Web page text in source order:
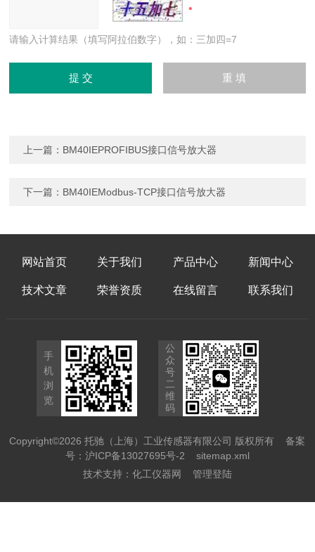
请输入计算结果（填写阿拉伯数字），如：三加四=7
上一篇： BM40IEPROFIBUS接口信号放大器
下一篇： BM40IEModbus-TCP接口信号放大器
网站首页 关于我们 产品中心 新闻中心
技术文章 荣誉资质 在线留言 联系我们
手
机
浏
览
公
众
号
二
维
码
Copyright©2026 托驰（上海）工业传感器有限公司 版权所有备案
号：沪ICP备13027695号-2
sitemap.xml
技术支持： 化工仪器网 管理登陆